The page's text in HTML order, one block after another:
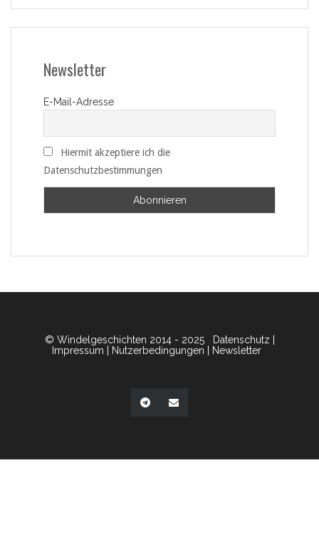
Newsletter
E-Mail-Adresse
Hiermit akzeptiere ich die
Datenschutzbestimmungen
© Windelgeschichten 2014 - 2025 Datenschutz
Impressum
Nutzerbedingungen Newsletter